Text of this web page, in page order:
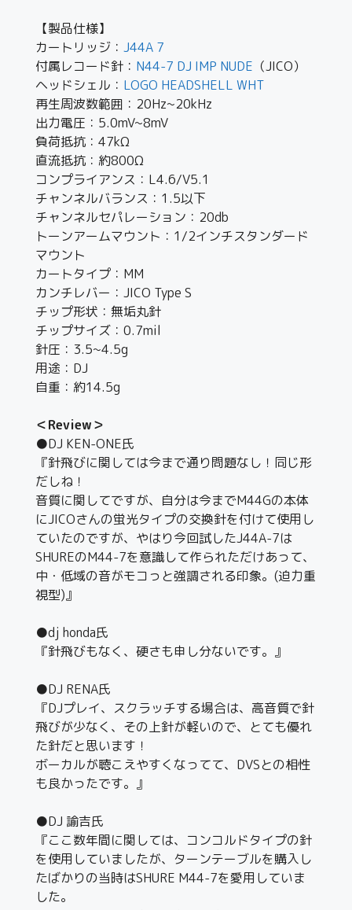
【製品仕様】
カートリッジ： J44A 7
付属レコード針： N44-7 DJ IMP NUDE （JICO）
ヘッドシェル： LOGO HEADSHELL WHT
再生周波数範囲：20Hz~20kHz
出力電圧：5.0mV~8mV
負荷抵抗：47kΩ
直流抵抗：約800Ω
コンプライアンス：L4.6/V5.1
チャンネルバランス：1.5以下
チャンネルセパレーション：20db
トーンアームマウント：1/2インチスタンダード
マウント
カートタイプ：MM
カンチレバー：JICO Type S
チップ形状：無垢丸針
チップサイズ：0.7mil
針圧：3.5~4.5g
用途：DJ
自重：約14.5g
＜Review＞
●DJ KEN-ONE氏
『針飛びに関しては今まで通り問題なし！同じ形
だしね！
音質に関してですが、自分は今までM44Gの本体
にJICOさんの蛍光タイプの交換針を付けて使用し
ていたのですが、やはり今回試したJ44A-7は
SHUREのM44-7を意識して作られただけあって、
中・低域の音がモコっと強調される印象。(迫力重
視型)』
●dj honda氏
『針飛びもなく、硬さも申し分ないです。』
●DJ RENA氏
『DJプレイ、スクラッチする場合は、高音質で針
飛びが少なく、その上針が軽いので、とても優れ
た針だと思います！
ボーカルが聴こえやすくなってて、DVSとの相性
も良かったです。』
●DJ 諭吉氏
『ここ数年間に関しては、コンコルドタイプの針
を使用していましたが、ターンテーブルを購入し
たばかりの当時はSHURE M44-7を愛用していま
した。